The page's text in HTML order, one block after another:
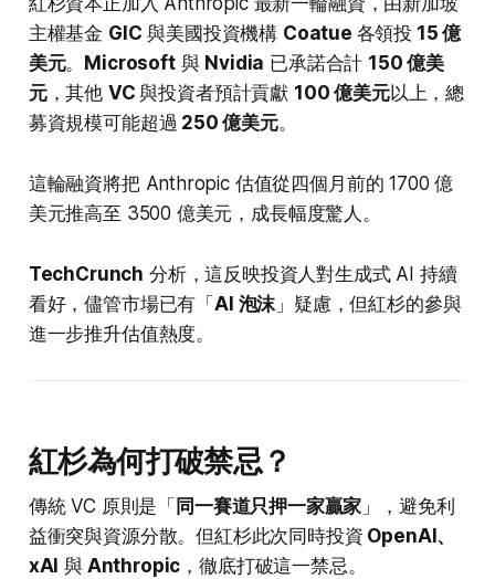
主權基金 GIC 與美國投資機構 Coatue 各領投 15 億
美元。 Microsoft與 Nvidia 已承諾合計 150 億美
元，其他 VC與投資者預計貢獻 100 億美元以上，總
募資規模可能超過 250 億美元。
這輪融資將把 Anthropic 估值從四個月前的 1700 億
美元推高至 3500 億美元，成長幅度驚人。
TechCrunch 分析，這反映投資人對生成式 AI 持續
看好，儘管市場已有「AI 泡沫」疑慮，但紅杉的參與
進一步推升估值熱度。
紅杉為何打破禁忌？
傳統 VC 原則是「 同一賽道只押一家贏家 」，避免利
益衝突與資源分散。但紅杉此次同時投資 OpenAI、
xAI 與Anthropic ，徹底打破這一禁忌。